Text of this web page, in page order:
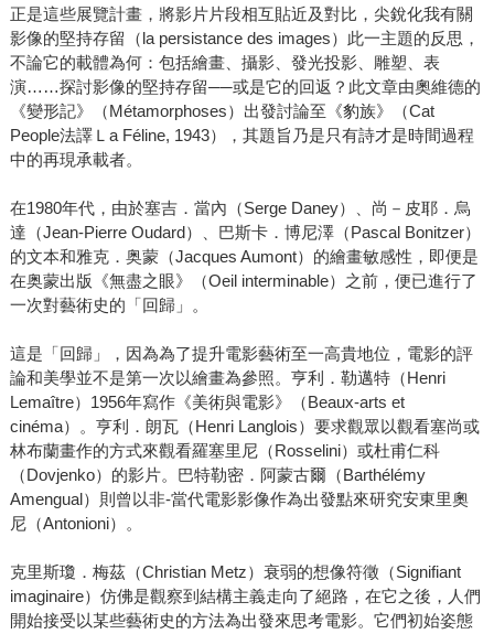
正是這些展覽計畫，將影片片段相互貼近及對比，尖銳化我有關
影像的堅持存留（la persistance des images）此一主題的反思，
不論它的載體為何：包括繪畫、攝影、發光投影、雕塑、表
演……探討影像的堅持存留──或是它的回返？此文章由奧維德的
《變形記》（Métamorphoses）出發討論至《豹族》（Cat
People法譯Ｌa Féline, 1943），其題旨乃是只有詩才是時間過程
中的再現承載者。
在1980年代，由於塞吉．當內（Serge Daney）、尚－皮耶．烏
達（Jean-Pierre Oudard）、巴斯卡．博尼澤（Pascal Bonitzer）
的文本和雅克．奥蒙（Jacques Aumont）的繪畫敏感性，即便是
在奥蒙出版《無盡之眼》（Oeil interminable）之前，便已進行了
一次對藝術史的「回歸」。
這是「回歸」，因為為了提升電影藝術至一高貴地位，電影的評
論和美學並不是第一次以繪畫為參照。亨利．勒邁特（Henri
Lemaître）1956年寫作《美術與電影》（Beaux-arts et
cinéma）。亨利．朗瓦（Henri Langlois）要求觀眾以觀看塞尚或
林布蘭畫作的方式來觀看羅塞里尼（Rosselini）或杜甫仁科
（Dovjenko）的影片。巴特勒密．阿蒙古爾（Barthélémy
Amengual）則曾以非-當代電影影像作為出發點來研究安東里奧
尼（Antonioni）。
克里斯瓊．梅茲（Christian Metz）衰弱的想像符徵（Signifiant
imaginaire）仿佛是觀察到結構主義走向了絕路，在它之後，人們
開始接受以某些藝術史的方法為出發來思考電影。它們初始姿態